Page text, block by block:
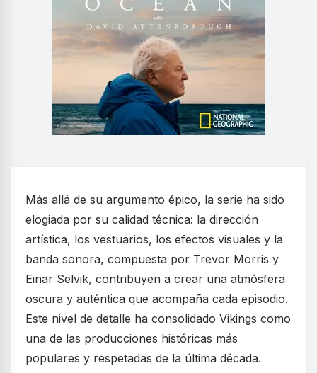
Más allá de su argumento épico, la serie ha sido
elogiada por su calidad técnica: la dirección
artística, los vestuarios, los efectos visuales y la
banda sonora, compuesta por Trevor Morris y
Einar Selvik, contribuyen a crear una atmósfera
oscura y auténtica que acompaña cada episodio.
Este nivel de detalle ha consolidado Vikings como
una de las producciones históricas más
populares y respetadas de la última década.